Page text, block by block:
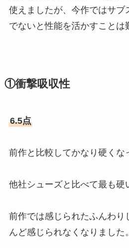
使えましたが、今作ではサブ
でないと性能を活かすこと
①衝撃吸収性
6.5点
前作と比較してかなり硬くな
他社シューズと比べて最も硬
前作では感じられたふんわり
んど感じられなくなりました。